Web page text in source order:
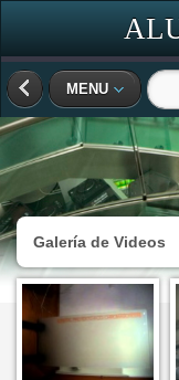
MENU
Galería de Videos